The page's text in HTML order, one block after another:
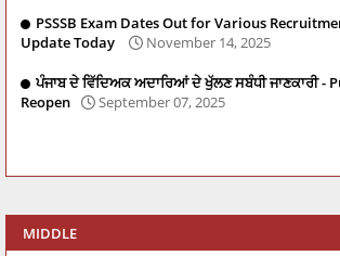
PSSSB Exam Dates Out for Various
Update Today
November 14, 2025
ਪੰਜਾਬ ਦੇ ਵਿੱਦਿਅਕ ਅਦਾਰਿਆਂ ਦੇ ਖੁੱਲਣ ਸਬੰਧੀ ਜਾਣਕਾਰੀ -
Reopen
September 07, 2025
MIDDLE